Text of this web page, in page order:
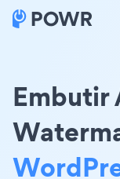
Embutir